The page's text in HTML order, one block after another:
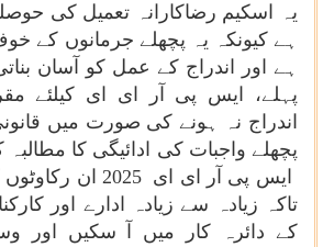
یہ اسکیم رضاکارانہ تعمیل کی
ہے کیونکہ یہ پچھلے جرمانوں کے
ہے اور اندراج کے عمل کو آسان
پہلے، ایس پی آر ای ای کیلئے
اندراج نہ ہونے کی صورت میں
پچھلے واجبات کی ادائیگی کا مطالبہ
ایس پی آر ای ای2025 ان
تاکہ زیادہ سے زیادہ ادارے اور
کے دائرہ کار میں آ سکیں اور